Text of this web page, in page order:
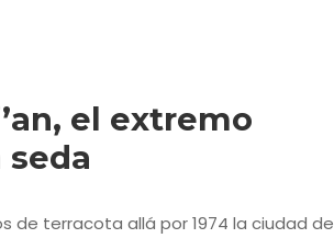
el extremo
de terracota allá por 1974 la ciudad de